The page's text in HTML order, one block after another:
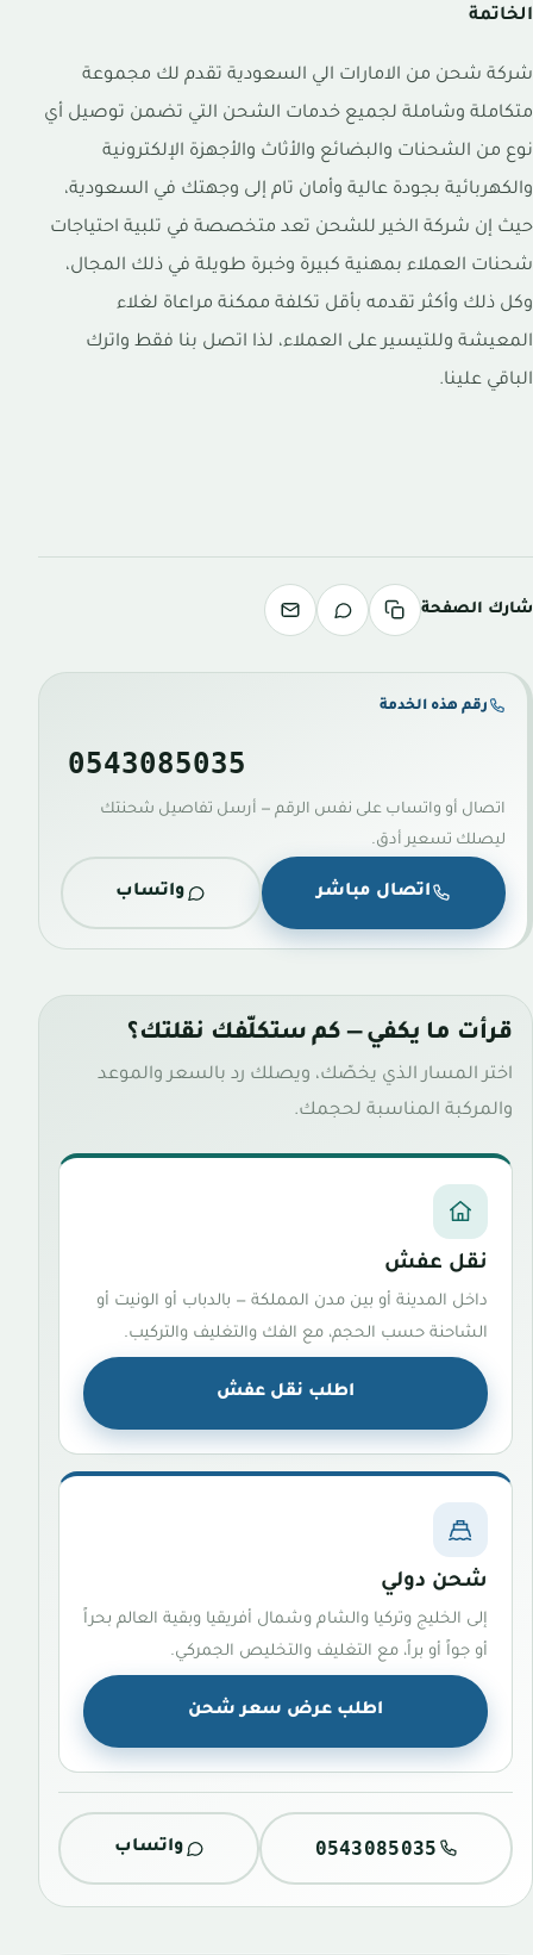
الخاتمة
شركة شحن من الامارات الي السعودية تقدم لك مجموعة
متكاملة وشاملة لجميع خدمات الشحن التي تضمن توصيل أي
نوع من الشحنات والبضائع والأثاث والأجهزة الإلكترونية
والكهربائية بجودة عالية وأمان تام إلى وجهتك في السعودية،
حيث إن شركة الخير للشحن تعد متخصصة في تلبية احتياجات
شحنات العملاء بمهنية كبيرة وخبرة طويلة في ذلك المجال،
وكل ذلك وأكثر تقدمه بأقل تكلفة ممكنة مراعاة لغلاء
المعيشة وللتيسير على العملاء، لذا اتصل بنا فقط واترك
الباقي علينا.
شارك الصفحة
رقم هذه الخدمة
0543085035
اتصال أو واتساب على نفس الرقم — أرسل تفاصيل شحنتك
ليصلك تسعير أدق.
اتصال مباشر واتساب
قرأت ما يكفي — كم ستكلّفك نقلتك؟
اختر المسار الذي يخصّك، ويصلك رد بالسعر والموعد
والمركبة المناسبة لحجمك.
نقل عفش
داخل المدينة أو بين مدن المملكة — بالدباب أو الونيت أو
الشاحنة حسب الحجم، مع الفك والتغليف والتركيب.
اطلب نقل عفش
شحن دولي
إلى الخليج وتركيا والشام وشمال أفريقيا وبقية العالم بحراً
أو جواً أو براً، مع التغليف والتخليص الجمركي.
اطلب عرض سعر شحن
0543085035 واتساب